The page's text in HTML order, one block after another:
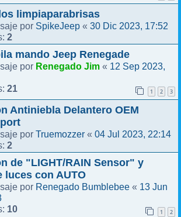
limpiaparabrisas
por SpikeJeep « 30 Dic 2023, 17:52
2
mando Jeep Renegade
por Renegado Jim « 12 Sep 2023,
21 1 2 3
Antiniebla Delantero OEM
por Truemozzer « 04 Jul 2023, 22:14
2
de "LIGHT/RAIN Sensor" y
luces con AUTO
por Renegado Bumblebee « 13 Jun
10 1 2